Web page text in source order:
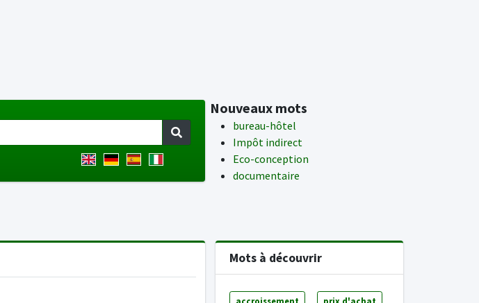
Nouveaux mots
bureau-hôtel
Impôt indirect
Eco-conception
documentaire
Mots à découvrir